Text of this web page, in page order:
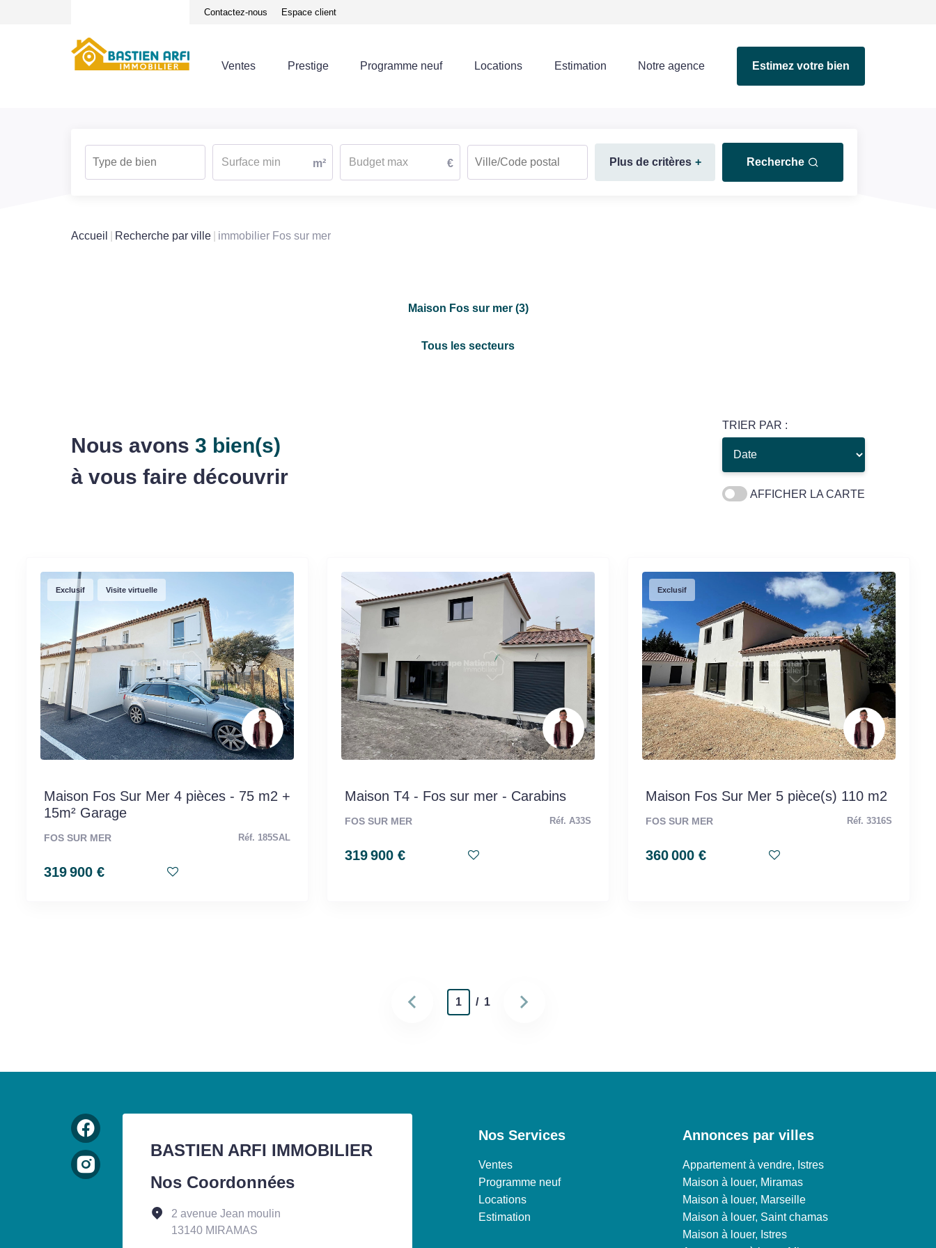
Contactez-nous Espace client
Ventes Prestige Programme neuf Locations Estimation Notre agence Estimez votre bien
m² € Plus de critères + Recherche
Accueil Recherche par ville immobilier Fos sur mer
Maison Fos sur mer (3)
Tous les secteurs
Nous avons 3 bien(s)
à vous faire découvrir
TRIER PAR :
AFFICHER LA CARTE
Exclusif Visite virtuelle
Maison Fos Sur Mer 4 pièces - 75 m2 +
15m² Garage
FOS SUR MER Réf. 185SAL
319 900 €
Maison T4 - Fos sur mer - Carabins
FOS SUR MER Réf. A33S
319 900 €
Exclusif
Maison Fos Sur Mer 5 pièce(s) 110 m2
FOS SUR MER Réf. 3316S
360 000 €
1 / 1
BASTIEN ARFI IMMOBILIER
Nos Coordonnées
2 avenue Jean moulin
13140 MIRAMAS
Nos Services
Ventes
Programme neuf
Locations
Estimation
Annonces par villes
Appartement à vendre, Istres
Maison à louer, Miramas
Maison à louer, Marseille
Maison à louer, Saint chamas
Maison à louer, Istres